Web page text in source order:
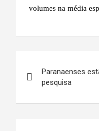
volumes na média
de
Post
Paranaenses
pesquisa